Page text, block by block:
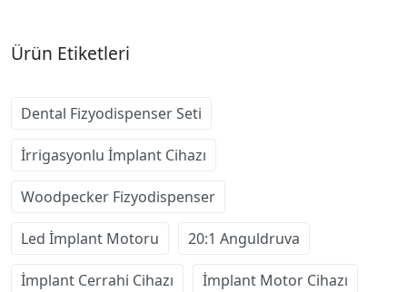
Ürün Etiketleri
Dental Fizyodispenser Seti
İrrigasyonlu İmplant Cihazı
Woodpecker Fizyodispenser
Led İmplant Motoru 20:1 Anguldruva
İmplant Cerrahi Cihazı İmplant Motor Cihazı